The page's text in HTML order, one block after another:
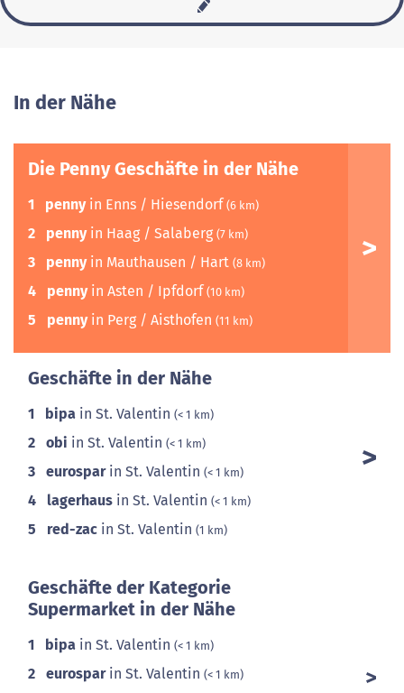
In der Nähe
Die Penny Geschäfte in der Nähe
1 pennyin Enns / Hiesendorf (6 km)
2 pennyin Haag / Salaberg (7 km)
3 pennyin Mauthausen / Hart (8 km)
4 pennyin Asten / Ipfdorf (10 km)
5 pennyin Perg / Aisthofen (11 km)
Geschäfte in der Nähe
1 bipa in St. Valentin (< 1 km)
2 obi in St. Valentin (< 1 km)
3 eurosparin St. Valentin (< 1 km)
4 lagerhaus in St. Valentin (< 1 km)
5 red-zac in St. Valentin (1 km)
Geschäfte der Kategorie
Supermarket in der Nähe
1 bipa in St. Valentin (< 1 km)
2 eurosparin St. Valentin (< 1 km)